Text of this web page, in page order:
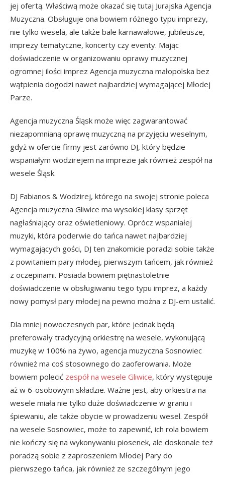
jej ofertą. Właściwą może okazać się tutaj Jurajska Agencja
Muzyczna. Obsługuje ona bowiem różnego typu imprezy,
nie tylko wesela, ale także bale karnawałowe, jubileusze,
imprezy tematyczne, koncerty czy eventy. Mając
doświadczenie w organizowaniu oprawy muzycznej
ogromnej ilości imprez Agencja muzyczna małopolska bez
wątpienia dogodzi nawet najbardziej wymagającej Młodej
Parze.
Agencja muzyczna Śląsk może więc zagwarantować
niezapomnianą oprawę muzyczną na przyjęciu weselnym,
gdyż w ofercie firmy jest zarówno DJ, który będzie
wspaniałym wodzirejem na imprezie jak również zespół na
wesele Śląsk.
DJ Fabianos & Wodzirej, którego na swojej stronie poleca
Agencja muzyczna Gliwice ma wysokiej klasy sprzęt
nagłaśniający oraz oświetleniowy. Oprócz wspaniałej
muzyki, która poderwie do tańca nawet najbardziej
wymagających gości, DJ ten znakomicie poradzi sobie także
z powitaniem pary młodej, pierwszym tańcem, jak również
z oczepinami. Posiada bowiem piętnastoletnie
doświadczenie w obsługiwaniu tego typu imprez, a każdy
nowy pomysł pary młodej na pewno można z DJ-em ustalić.
Dla mniej nowoczesnych par, które jednak będą
preferowały tradycyjną orkiestrę na wesele, wykonującą
muzykę w 100% na żywo, agencja muzyczna Sosnowiec
również ma coś stosownego do zaoferowania. Może
bowiem polecić zespół na wesele Gliwice, który występuje
aż w 6-osobowym składzie. Ważne jest, aby orkiestra na
wesele miała nie tylko duże doświadczenie w graniu i
śpiewaniu, ale także obycie w prowadzeniu wesel. Zespół
na wesele Sosnowiec, może to zapewnić, ich rola bowiem
nie kończy się na wykonywaniu piosenek, ale doskonale też
poradzą sobie z zaproszeniem Młodej Pary do
pierwszego tańca, jak również ze szczególnym jego